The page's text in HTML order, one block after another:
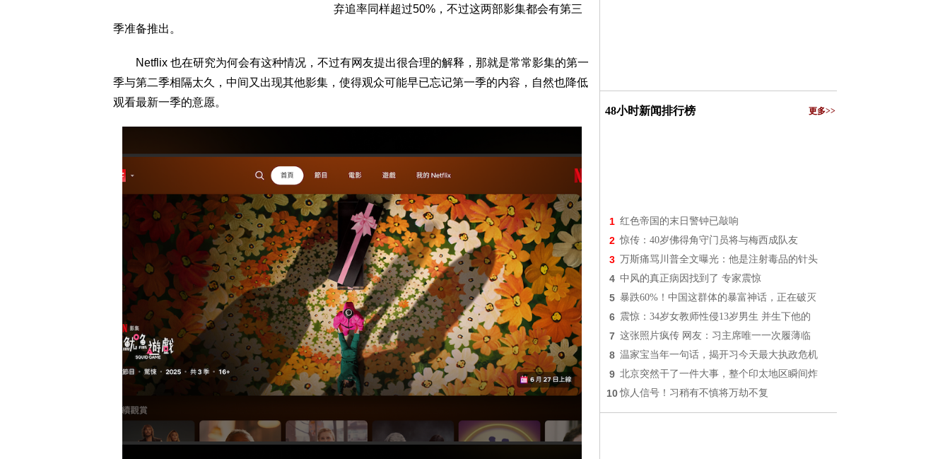
弃追率同样超过50%，不过这两部影集都会有第三
季准备推出。
Netflix 也在研究为何会有这种情况，不过有网友提出很合理的解释，那就是常常影集的第一
季与第二季相隔太久，中间又出现其他影集，使得观众可能早已忘记第一季的内容，自然也降低
观看最新一季的意愿。
48小时新闻排行榜 更多>>
1 红色帝国的末日警钟已敲响
2 惊传：40岁佛得角守门员将与梅西成队友
3 万斯痛骂川普全文曝光：他是注射毒品的针头
4 中风的真正病因找到了 专家震惊
5 暴跌60%！中国这群体的暴富神话，正在破灭
6 震惊：34岁女教师性侵13岁男生 并生下他的
7 这张照片疯传 网友：习主席唯一一次履薄临
8 温家宝当年一句话，揭开习今天最大执政危机
9 北京突然干了一件大事，整个印太地区瞬间炸
10 惊人信号！习稍有不慎将万劫不复